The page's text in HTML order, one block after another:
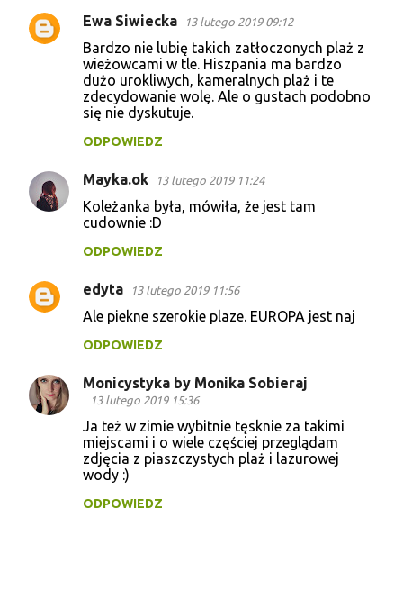
Ewa Siwiecka 13 lutego 2019 09:12
Bardzo nie lubię takich zatłoczonych plaż z
wieżowcami w tle. Hiszpania ma bardzo
dużo urokliwych, kameralnych plaż i te
zdecydowanie wolę. Ale o gustach podobno
się nie dyskutuje.
ODPOWIEDZ
Mayka.ok 13 lutego 2019 11:24
Koleżanka była, mówiła, że jest tam
cudownie :D
ODPOWIEDZ
edyta 13 lutego 2019 11:56
Ale piekne szerokie plaze. EUROPA jest naj
ODPOWIEDZ
Monicystyka by Monika Sobieraj
13 lutego 2019 15:36
Ja też w zimie wybitnie tęsknie za takimi
miejscami i o wiele częściej przeglądam
zdjęcia z piaszczystych plaż i lazurowej
wody :)
ODPOWIEDZ